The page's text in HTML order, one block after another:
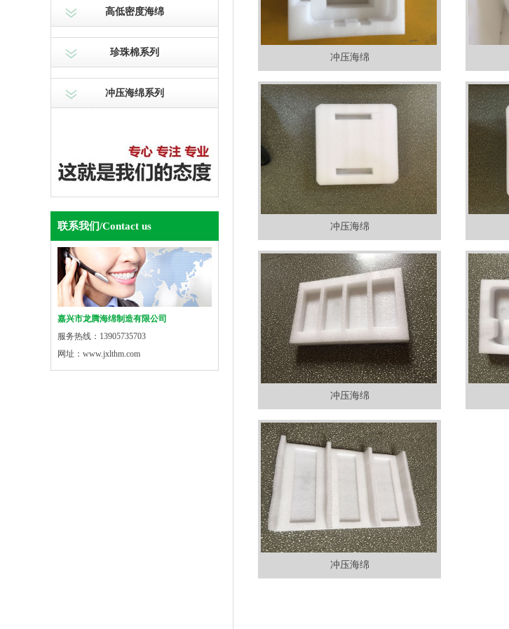
高低密度海绵
珍珠棉系列
冲压海绵系列
联系我们/Contact us
嘉兴市龙腾海绵制造有限公司
服务热线：13905735703
网址：www.jxlthm.com
冲压海绵
冲压海绵
冲压海绵
冲压海绵